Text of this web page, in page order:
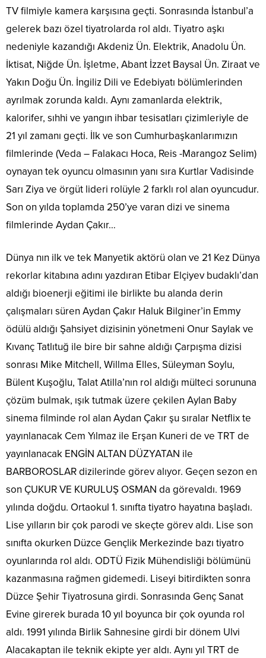
TV filmiyle kamera karşısına geçti. Sonrasında İstanbul’a
gelerek bazı özel tiyatrolarda rol aldı. Tiyatro aşkı
nedeniyle kazandığı Akdeniz Ün. Elektrik, Anadolu Ün.
İktisat, Niğde Ün. İşletme, Abant İzzet Baysal Ün. Ziraat ve
Yakın Doğu Ün. İngiliz Dili ve Edebiyatı bölümlerinden
ayrılmak zorunda kaldı. Aynı zamanlarda elektrik,
kalorifer, sıhhi ve yangın ihbar tesisatları çizimleriyle de
21 yıl zamanı geçti. İlk ve son Cumhurbaşkanlarımızın
filmlerinde (Veda – Falakacı Hoca, Reis -Marangoz Selim)
oynayan tek oyuncu olmasının yanı sıra Kurtlar Vadisinde
Sarı Ziya ve örgüt lideri rolüyle 2 farklı rol alan oyuncudur.
Son on yılda toplamda 250’ye varan dizi ve sinema
filmlerinde Aydan Çakır…
Dünya nın ilk ve tek Manyetik aktörü olan ve 21 Kez Dünya
rekorlar kitabına adını yazdıran Etibar Elçiyev budaklı’dan
aldığı bioenerji eğitimi ile birlikte bu alanda derin
çalışmaları süren Aydan Çakır Haluk Bilginer’in Emmy
ödülü aldığı Şahsiyet dizisinin yönetmeni Onur Saylak ve
Kıvanç Tatlıtuğ ile bire bir sahne aldığı Çarpışma dizisi
sonrası Mike Mitchell, Willma Elles, Süleyman Soylu,
Bülent Kuşoğlu, Talat Atilla’nın rol aldığı mülteci sorununa
çözüm bulmak, ışık tutmak üzere çekilen Aylan Baby
sinema filminde rol alan Aydan Çakır şu sıralar Netflix te
yayınlanacak Cem Yılmaz ile Erşan Kuneri de ve TRT de
yayınlanacak ENGİN ALTAN DÜZYATAN ile
BARBOROSLAR dizilerinde görev alıyor. Geçen sezon en
son ÇUKUR VE KURULUŞ OSMAN da görevaldı. 1969
yılında doğdu. Ortaokul 1. sınıfta tiyatro hayatına başladı.
Lise yılların bir çok parodi ve skeçte görev aldı. Lise son
sınıfta okurken Düzce Gençlik Merkezinde bazı tiyatro
oyunlarında rol aldı. ODTÜ Fizik Mühendisliği bölümünü
kazanmasına rağmen gidemedi. Liseyi bitirdikten sonra
Düzce Şehir Tiyatrosuna girdi. Sonrasında Genç Sanat
Evine girerek burada 10 yıl boyunca bir çok oyunda rol
aldı. 1991 yılında Birlik Sahnesine girdi bir dönem Ulvi
Alacakaptan ile teknik ekipte yer aldı. Aynı yıl TRT de